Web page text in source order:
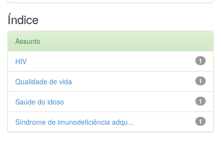
Índice
Assunto
1
HIV
1
Qualidade de vida
1
Saúde do idoso
1
Síndrome de imunodeficiência adqu...